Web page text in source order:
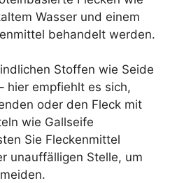
Wasser und einem
behandelt werden.
Stoffen wie Seide
hier empfiehlt es sich,
oder den Fleck mit
wie Gallseife
Sie Fleckenmittel
unauffälligen Stelle, um